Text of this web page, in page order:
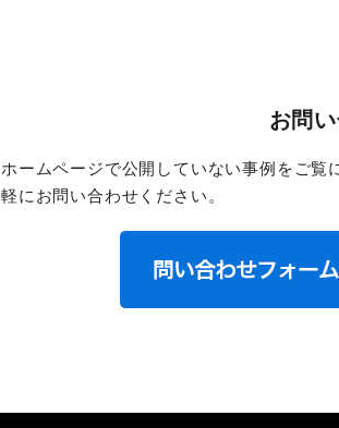
お問
ホームページで公開していない事例をご
軽にお問い合わせください。